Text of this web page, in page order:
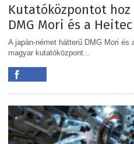
Kutatóközpontot
DMG Mori és a Heitec
A japán-német hátterű DMG Mori
magyar kutatóközpont...